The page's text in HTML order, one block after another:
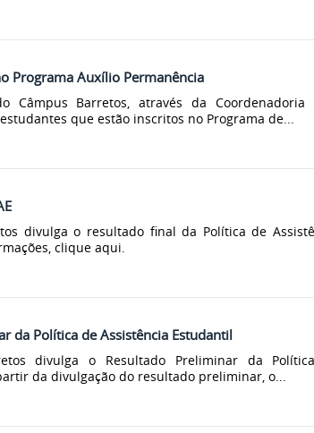
Programa Auxílio Permanência
Câmpus Barretos, através da Coordenadoria
estudantes que estão inscritos no Programa de...
divulga o resultado final da Política de
clique aqui.
da Política de Assistência Estudantil
divulga o Resultado Preliminar da
da divulgação do resultado preliminar, o...